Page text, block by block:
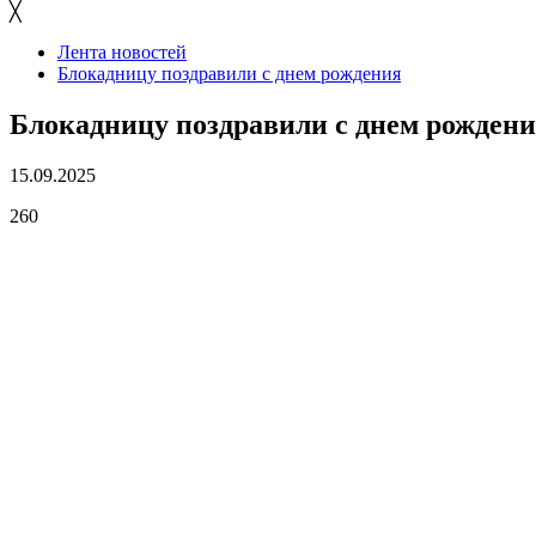
╳
Лента новостей
Блокадницу поздравили с днем рождения
Блокадницу поздравили с днем
15.09.2025
260